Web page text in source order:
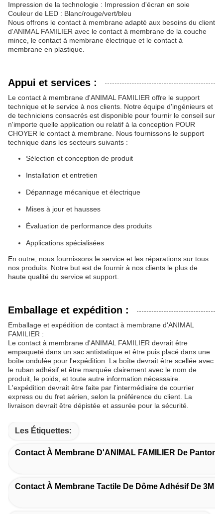
Impression de la technologie : Impression d'écran en soie
Couleur de LED : Blanc/rouge/vert/bleu
Nous offrons le contact à membrane adapté aux besoins du client
d'ANIMAL FAMILIER avec le contact à membrane de la couche
mince, le contact à membrane électrique et le contact à
membrane en plastique.
Appui et services :
Le contact à membrane d'ANIMAL FAMILIER offre le support
technique et le service à nos clients. Notre équipe d'ingénieurs et
de techniciens consacrés est disponible pour fournir le conseil sur
n'importe quelle application ou relatif à la conception POUR
CHOYER le contact à membrane. Nous fournissons le support
technique dans les secteurs suivants :
Sélection et conception de produit
Installation et entretien
Dépannage mécanique et électrique
Mises à jour et hausses
Évaluation de performance des produits
Applications spécialisées
En outre, nous fournissons le service et les réparations sur tous
nos produits. Notre but est de fournir à nos clients le plus de
haute qualité du service et support.
Emballage et expédition :
Emballage et expédition de contact à membrane d'ANIMAL
FAMILIER :
Le contact à membrane d'ANIMAL FAMILIER devrait être
empaqueté dans un sac antistatique et être puis placé dans une
boîte ondulée pour l'expédition. La boîte devrait être scellée avec
le ruban adhésif et être marquée clairement avec le nom de
produit, le poids, et toute autre information nécessaire.
L'expédition devrait être faite par l'intermédiaire de courrier
express ou du fret aérien, selon la préférence du client. La
livraison devrait être dépistée et assurée pour la sécurité.
Les Étiquettes:
Contact À Membrane D'ANIMAL FAMILIER De Pantone
Contact À Membrane Tactile De Dôme Adhésif De 3M